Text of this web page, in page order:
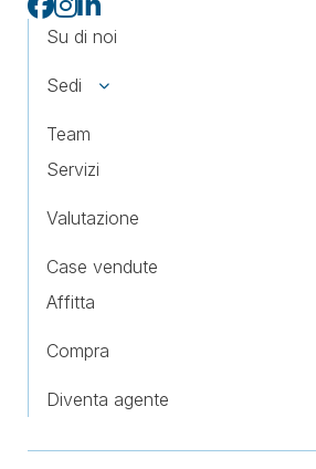
Su di noi
Sedi
Team
Servizi
Valutazione
Case vendute
Affitta
Compra
Diventa agente